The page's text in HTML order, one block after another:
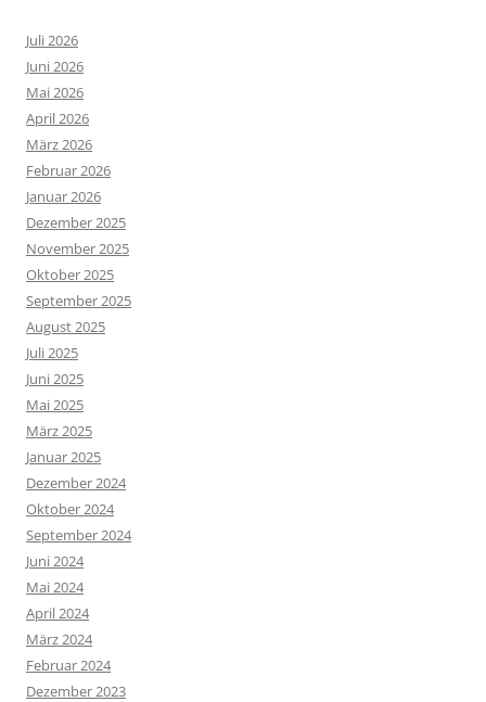
Juli 2026
Juni 2026
Mai 2026
April 2026
März 2026
Februar 2026
Januar 2026
Dezember 2025
November 2025
Oktober 2025
September 2025
August 2025
Juli 2025
Juni 2025
Mai 2025
März 2025
Januar 2025
Dezember 2024
Oktober 2024
September 2024
Juni 2024
Mai 2024
April 2024
März 2024
Februar 2024
Dezember 2023